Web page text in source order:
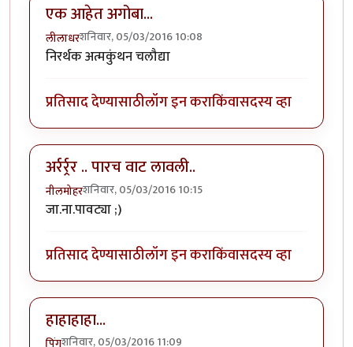
एक आहेत अगोबा...
लीलाधरशनिवार, 05/03/2016 10:08
निरर्थक अत्मकुंथन चलौद्या
प्रतिसाद देण्यासाठीलॉग इन कराकिंवासदस्य व्हा
अर्रर्र्रर .. पारच वाट लावली..
नीलमोहरशनिवार, 05/03/2016 10:15
जा.ना.पावट्या ;)
प्रतिसाद देण्यासाठीलॉग इन कराकिंवासदस्य व्हा
हाहाहाहा...
शनिवार, 05/03/2016 11:09